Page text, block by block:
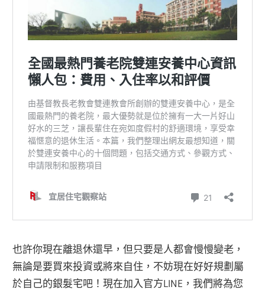
也許你現在離退休還早，但只要是人都會慢慢變老，
無論是要買來投資或將來自住，不妨現在好好規劃屬
於自己的銀髮宅吧！現在加入官方LINE，我們將為您